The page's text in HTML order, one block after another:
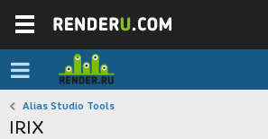
Alias Studio Tools
IRIX